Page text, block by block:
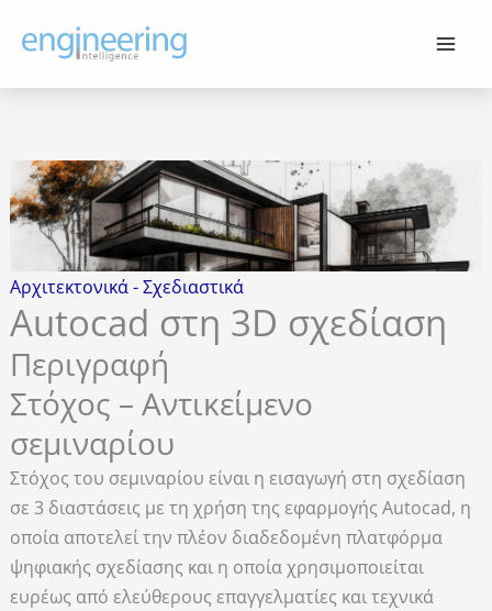
στο
Aρχιτεκτονικά - Σχεδιαστικά
Autocad στη 3D σχεδίαση
Περιγραφή
Στόχος – Αντικείμενο
σεμιναρίου
Στόχος του σεμιναρίου είναι η εισαγωγή στη σχεδίαση
σε 3 διαστάσεις με τη χρήση της εφαρμογής Autocad, η
οποία αποτελεί την πλέον διαδεδομένη πλατφόρμα
ψηφιακής σχεδίασης και η οποία χρησιμοποιείται
ευρέως από ελεύθερους επαγγελματίες και τεχνικά